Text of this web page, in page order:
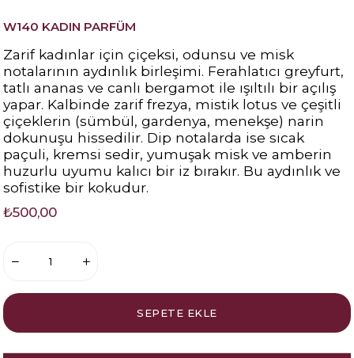
W140 KADIN PARFÜM
Zarif kadınlar için çiçeksi, odunsu ve misk
notalarının aydınlık birleşimi. Ferahlatıcı greyfurt,
tatlı ananas ve canlı bergamot ile ışıltılı bir açılış
yapar. Kalbinde zarif frezya, mistik lotus ve çeşitli
çiçeklerin (sümbül, gardenya, menekşe) narin
dokunuşu hissedilir. Dip notalarda ise sıcak
paçuli, kremsi sedir, yumuşak misk ve amberin
huzurlu uyumu kalıcı bir iz bırakır. Bu aydınlık ve
sofistike bir kokudur.
₺500,00